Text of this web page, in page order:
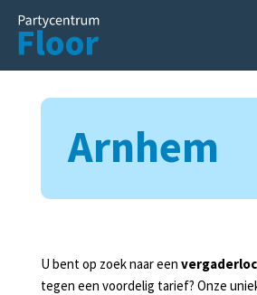
Over
ons
Arnhem
U bent op zoek naar een
tegen een voordelig tarief? Onze